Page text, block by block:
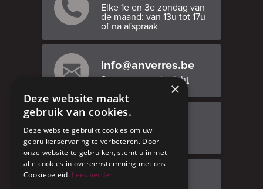
Elke 1e en 3e zondag van
de maand: van 13u tot 17u
of na afspraak
info@anverres.be
Stuur ons een bericht
Adresgegevens
Facebook
×
Deze website maakt
gebruik van cookies.
Deze website gebruikt cookies om uw
gebruikerservaring te verbeteren. Door
onze website te gebruiken, stemt u in met
alle cookies in overeenstemming met ons
Cookiebeleid. Lees verder